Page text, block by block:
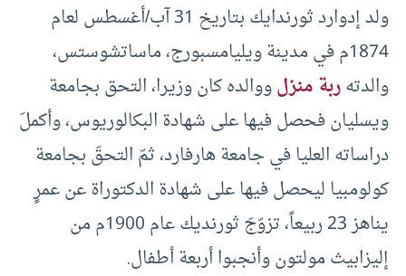
ولد إدوارد ثورندايك بتاريخ 31 آب/أغسطس لعام
1874م في مدينة ويليامسبورج، ماساتشوستس،
والدتهربة منزلووالده كان وزيرا، التحق بجامعة
ويسليان فحصل فيها على شهادة البكالوريوس، وأكملَ
دراساته العليا في جامعة هارفارد، ثمّ التحقَ بجامعة
كولومبيا ليحصل فيها على شهادة الدكتوراة عن عمرٍ
يناهز 23 ربيعاً، تزوّجَ ثورنديك عام 1900م من
إليزابيث مولتون وأنجبوا أربعة أطفال.